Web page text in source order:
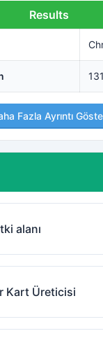
Results
Fazla Ayrıntı
alanı
Kart Üreticisi